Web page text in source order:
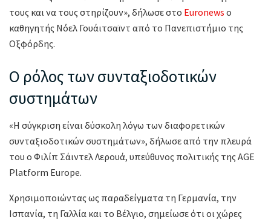
τους και να τους στηρίζουν», δήλωσε στο Euronews ο
καθηγητής Νόελ Γουάιτσαϊντ από το Πανεπιστήμιο της
Οξφόρδης.
Ο ρόλος των συνταξιοδοτικών
συστημάτων
«Η σύγκριση είναι δύσκολη λόγω των διαφορετικών
συνταξιοδοτικών συστημάτων», δήλωσε από την πλευρά
του ο Φιλίπ Σάιντελ Λερουά, υπεύθυνος πολιτικής της AGE
Platform Europe.
Χρησιμοποιώντας ως παραδείγματα τη Γερμανία, την
Ισπανία, τη Γαλλία και το Βέλγιο, σημείωσε ότι οι χώρες